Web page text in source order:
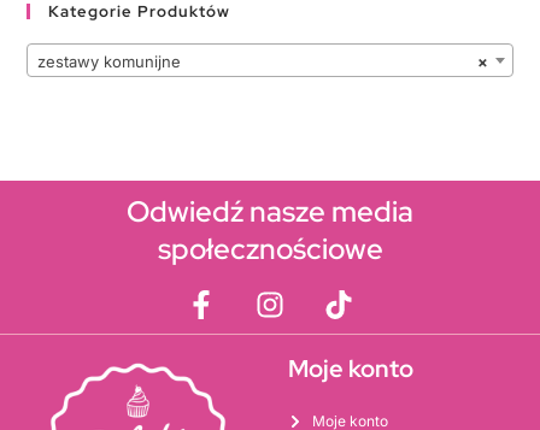
Kategorie Produktów
×
zestawy komunijne
Odwiedź nasze media
społecznościowe
Moje konto
Moje konto